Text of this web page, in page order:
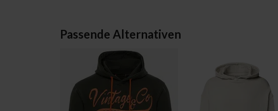
Passende Alternativen